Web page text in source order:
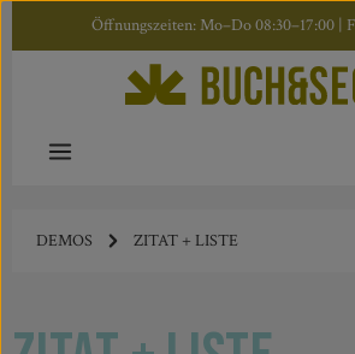
Zum Hauptinhalt springen
Öffnungszeiten: Mo–Do 08:30–17:00 |
DEMOS ZITAT + LISTE